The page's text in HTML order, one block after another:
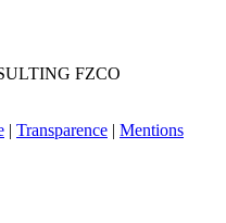
FZCO
| Transparence | Mentions